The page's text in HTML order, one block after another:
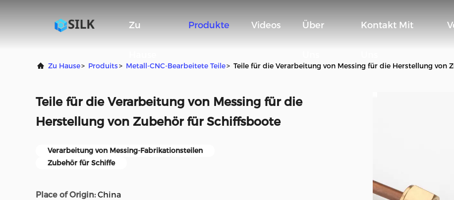
Zu Produkte Videos Über Kontakt Mit
Zu Hause> Produits> Metall-CNC-Bearbeitete Teile> Teile für die Verarbeitung von Messing für die Herstellung von
Teile für die Verarbeitung von Messing für die
Herstellung von Zubehör für Schiffsboote
Verarbeitung von Messing-Fabrikationsteilen
Zubehör für Schiffe
Place of Origin: China